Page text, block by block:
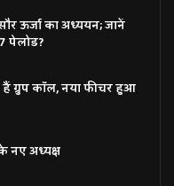
ऊर्जा का अध्ययन; जानें
पेलोड?
ग्रुप कॉल, नया फीचर हुआ
नए अध्यक्ष